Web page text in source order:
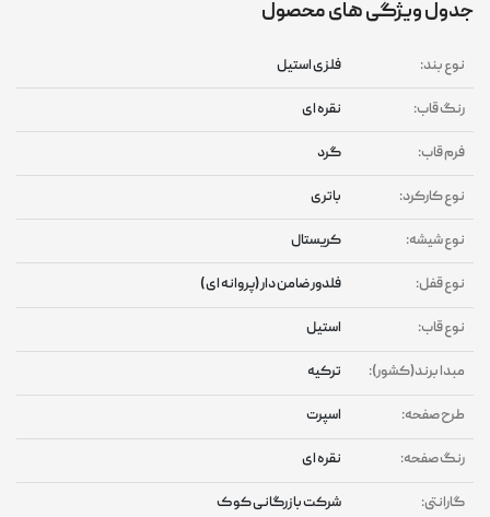
جدول ویژگی های محصول
نوع بند: فلزی استیل
رنگ قاب: نقره ای
فرم قاب: گرد
نوع کارکرد: باتری
نوع شیشه: کریستال
نوع قفل: فلدور ضامن دار (پروانه ای )
نوع قاب: استیل
مبدا برند(کشور): ترکیه
طرح صفحه: اسپرت
رنگ صفحه: نقره ای
گارانتی: شرکت بازرگانی کوک